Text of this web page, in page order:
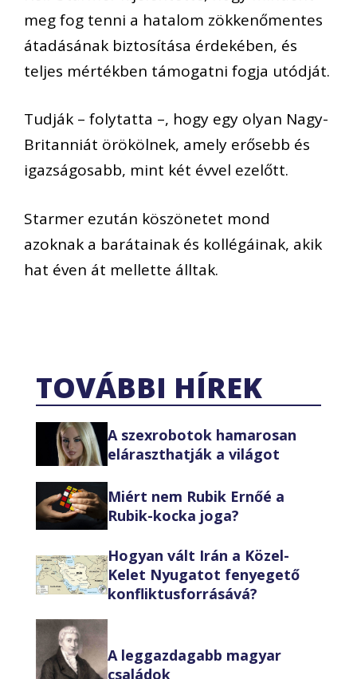
meg fog tenni a hatalom zökkenőmentes
átadásának biztosítása érdekében, és
teljes mértékben támogatni fogja utódját.
Tudják – folytatta –, hogy egy olyan Nagy-
Britanniát örökölnek, amely erősebb és
igazságosabb, mint két évvel ezelőtt.
Starmer ezután köszönetet mond
azoknak a barátainak és kollégáinak, akik
hat éven át mellette álltak.
TOVÁBBI HÍREK
A szexrobotok hamarosan
eláraszthatják a világot
Miért nem Rubik Ernőé a
Rubik-kocka joga?
Hogyan vált Irán a Közel-
Kelet Nyugatot fenyegető
konfliktusforrásává?
A leggazdagabb magyar
családok